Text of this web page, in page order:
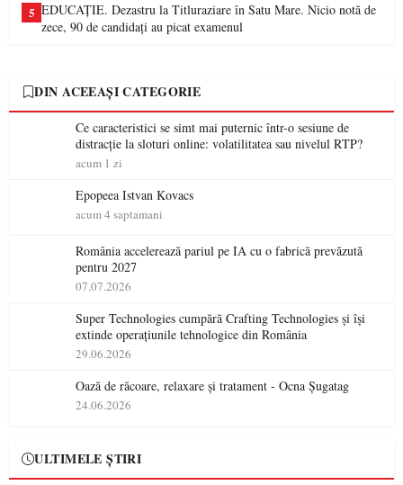
5 EDUCAȚIE. Dezastru la Titluraziare în Satu Mare. Nicio notă de
zece, 90 de candidați au picat examenul
DIN ACEEAȘI CATEGORIE
Ce caracteristici se simt mai puternic într-o sesiune de
distracție la sloturi online: volatilitatea sau nivelul RTP?
acum 1 zi
Epopeea Istvan Kovacs
acum 4 saptamani
România accelerează pariul pe IA cu o fabrică prevăzută
pentru 2027
07.07.2026
Super Technologies cumpără Crafting Technologies și își
extinde operațiunile tehnologice din România
29.06.2026
Oază de răcoare, relaxare și tratament - Ocna Șugatag
24.06.2026
ULTIMELE ȘTIRI